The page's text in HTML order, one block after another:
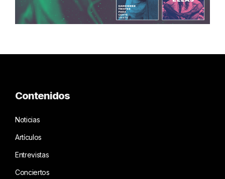
Contenidos
Noticias
Artículos
Entrevistas
Conciertos